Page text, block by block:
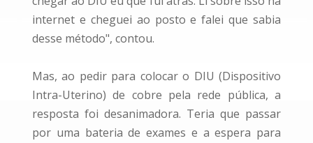
internet e cheguei ao posto e falei que sabia
desse método", contou.
Mas, ao pedir para colocar o DIU (Dispositivo
Intra-Uterino) de cobre pela rede pública, a
resposta foi desanimadora. Teria que passar
por uma bateria de exames e a espera para